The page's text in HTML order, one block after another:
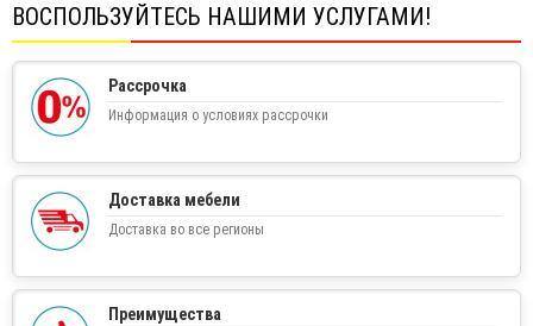
ВОСПОЛЬЗУЙТЕСЬ НАШИМИ УСЛУГАМИ!
Рассрочка
Информация о условиях рассрочки
Доставка мебели
Доставка во все регионы
Преимущества